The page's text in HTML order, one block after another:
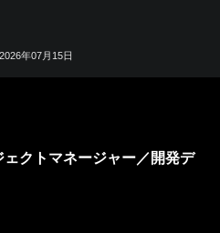
年07月15日
ェクトマネージャー／開発デ